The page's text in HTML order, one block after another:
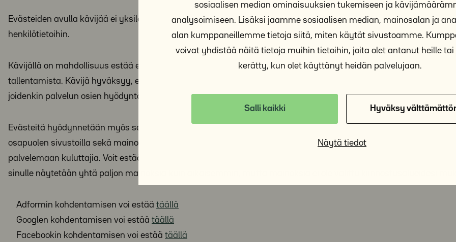
sosiaalisen median ominaisuuksien tukemiseen ja
analysoimiseen. Lisäksi jaamme sosiaalisen median, mainosalan ja
alan kumppaneillemme tietoja siitä, miten käytät sivustoamme.
voivat yhdistää näitä tietoja muihin tietoihin, joita olet antanut heille tai
kerätty, kun olet käyttänyt heidän palvelujaan.
Salli kaikki Hyväksy
Näytä tiedot
Evästeiden avulla kävijää ei yksilöidä eikä tietoja yhdistetä kävijältä mahdollisesti muussa yhteydessä saatuihin
henkilötietoihin.
Kävijällä on mahdollisuus estää evästeiden käyttö muuttamalla selaimensa asetuksia siten, että selain ei salli
tallentamista. Kävijä hyväksyy, että joidenkin palveluiden osalta evästeiden käytön estäminen saattaa kuitenkin
joidenkin palvelun osien hyödyntämisen.
Evästeitä hyödynnetään myös selainkäyttöön perustuvaan mainontaan eli mainonnan kohdentamiseen
osapuolen sivustoilla sekä mainonnan vaikuttavuuden seuraamiseen. Tällainen mainonta on turvallista ja avointa
palvelemaan kuluttajia. Voit estää mainonnan kohdentamisen alla olevien linkkien kautta. Kohdentamisen
sinulle näytetään yhtä paljon mainoksia kuin aikaisemmin, mutta mainoksia ei ole valittu kiinnostusalueidesi
Adformin kohdentamisen voi estää täällä
Googlen kohdentamisen voi estää täällä
Facebookin kohdentamisen voi estää täällä